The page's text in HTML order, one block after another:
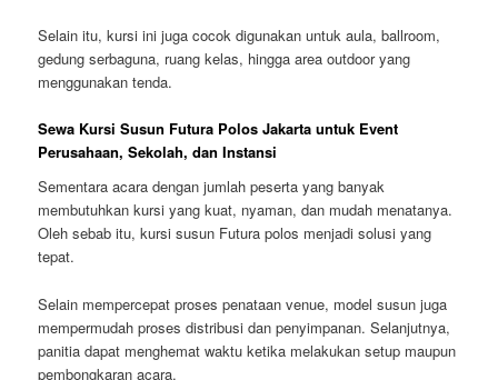
Selain itu, kursi ini juga cocok digunakan untuk aula, ballroom,
gedung serbaguna, ruang kelas, hingga area outdoor yang
menggunakan tenda.
Sewa Kursi Susun Futura Polos Jakarta untuk Event
Perusahaan, Sekolah, dan Instansi
Sementara acara dengan jumlah peserta yang banyak
membutuhkan kursi yang kuat, nyaman, dan mudah menatanya.
Oleh sebab itu, kursi susun Futura polos menjadi solusi yang
tepat.
Selain mempercepat proses penataan venue, model susun juga
mempermudah proses distribusi dan penyimpanan. Selanjutnya,
panitia dapat menghemat waktu ketika melakukan setup maupun
pembongkaran acara.